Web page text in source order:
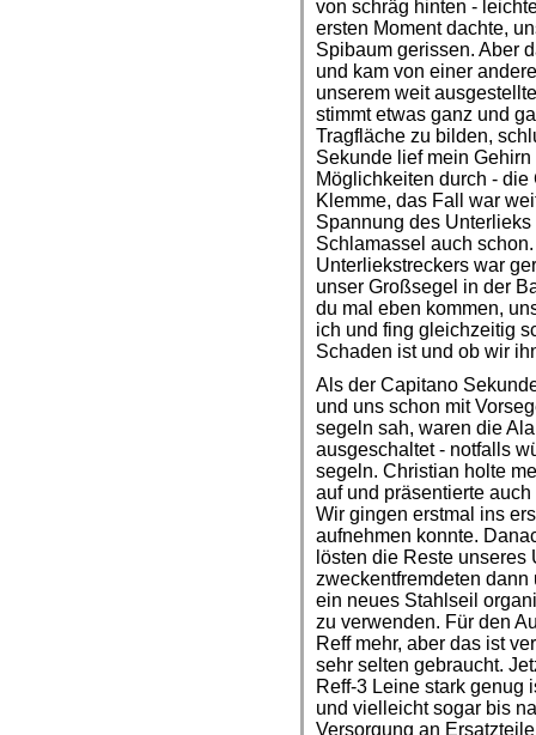
von schräg hinten -
ersten Moment dachte,
Spibaum gerissen. Aber
und kam von einer
unserem weit
stimmt etwas ganz und
Tragfläche zu bilden,
Sekunde lief mein
Möglichkeiten durch -
Klemme, das Fall war
Spannung des
Schlamassel auch
Unterliekstreckers war
unser Großsegel in der
du mal eben kommen,
ich und fing gleichzeitig
Schaden ist und ob wir
Als der Capitano
und uns schon mit
segeln sah, waren die
ausgeschaltet - notfalls
segeln. Christian holte
auf und präsentierte
Wir gingen erstmal ins
aufnehmen konnte.
lösten die Reste
zweckentfremdeten
ein neues Stahlseil
zu verwenden. Für den
Reff mehr, aber das ist
sehr selten gebraucht.
Reff-3 Leine stark genug
und vielleicht sogar bis
Versorgung an